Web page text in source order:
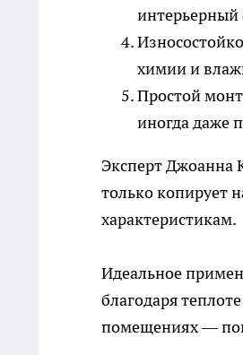
интерьерный
химии и
Простой
иногда даже
Эксперт Джоанна
только копирует
характеристикам.
Идеальное
благодаря
помещениях —